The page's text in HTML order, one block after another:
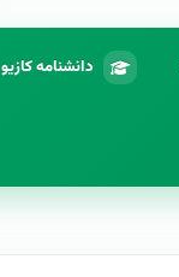
دانشنامه کازیو